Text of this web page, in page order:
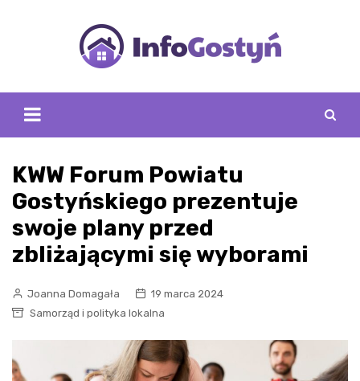
KWW Forum Powiatu
Gostyńskiego prezentuje
swoje plany przed
zbliżającymi się wyborami
Joanna Domagała
19 marca 2024
Samorząd i polityka lokalna